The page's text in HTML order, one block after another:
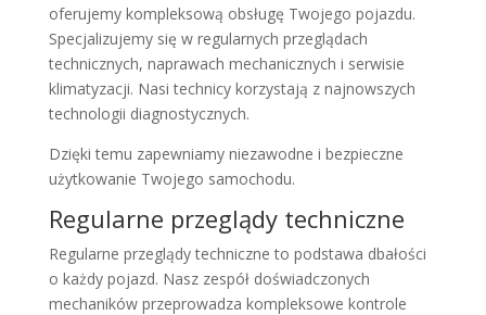
oferujemy kompleksową obsługę Twojego pojazdu.
Specjalizujemy się w regularnych przeglądach
technicznych, naprawach mechanicznych i serwisie
klimatyzacji. Nasi technicy korzystają z najnowszych
technologii diagnostycznych.
Dzięki temu zapewniamy niezawodne i bezpieczne
użytkowanie Twojego samochodu.
Regularne przeglądy techniczne
Regularne przeglądy techniczne to podstawa dbałości
o każdy pojazd. Nasz zespół doświadczonych
mechaników przeprowadza kompleksowe kontrole